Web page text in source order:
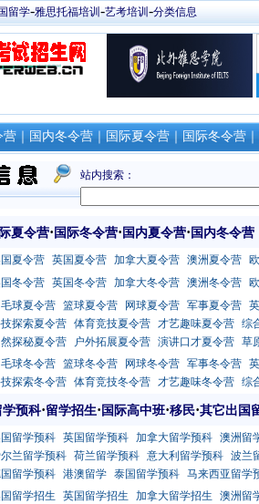
留学-雅思托福培训 -艺考培训 -分类信息
营｜国内冬令营｜国际夏令营｜国际冬令营｜
站内搜索：
夏令营· 国际冬令营· 国内夏令营· 国内冬令营
夏令营 英国夏令营 加拿大夏令营 澳洲夏令营
冬令营 英国冬令营 加拿大冬令营 澳洲冬令营
球夏令营 篮球夏令营 网球夏令营 军事夏令营
探索夏令营 体育竞技夏令营 才艺趣味夏令营 综
探秘夏令营
户外拓展夏令营 演讲口才夏令营 草
球冬令营 篮球冬令营 网球冬令营 军事冬令营
探索冬令营 体育竞技冬令营 才艺趣味冬令营 综
学预科·留学招生· 国际高中班·移民·其它出国
留学预科 英国留学预科 加拿大留学预科 澳洲留
兰留学预科 荷兰留学预科 意大利留学预科 波兰
留学预科 港澳留学 泰国留学预科 马来西亚留学
留学招生 英国留学招生 加拿大留学招生 澳洲留